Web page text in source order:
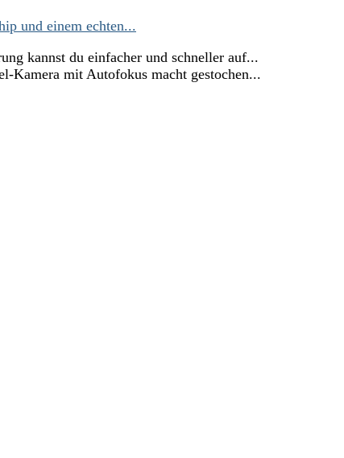
und einem echten...
kannst du einfacher und schneller auf...
mit Autofokus macht gestochen...